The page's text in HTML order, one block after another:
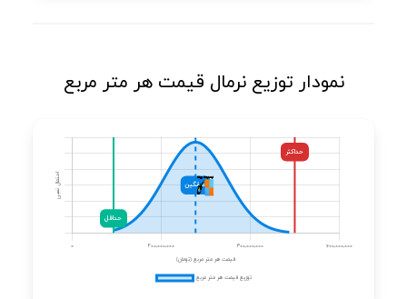
نمودار توزیع نرمال قیمت هر متر مربع